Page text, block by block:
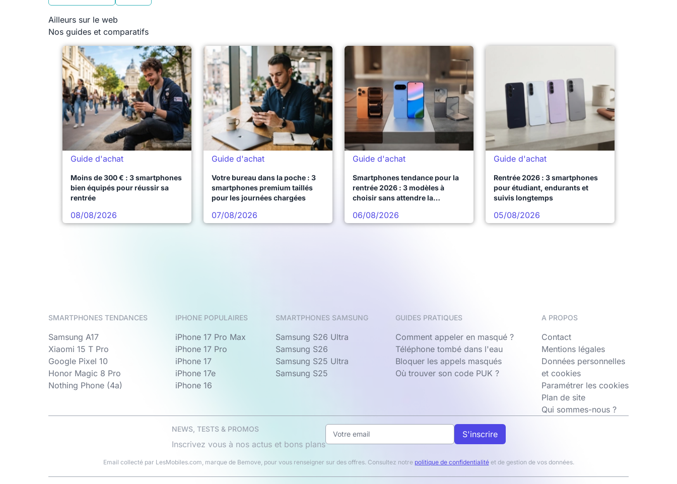
Ailleurs sur le web
Nos guides et comparatifs
Guide d'achat
Moins de 300 € : 3 smartphones
bien équipés pour réussir sa
rentrée
08/08/2026
Guide d'achat
Votre bureau dans la poche : 3
smartphones premium taillés
pour les journées chargées
07/08/2026
Guide d'achat
Smartphones tendance pour la
rentrée 2026 : 3 modèles à
choisir sans attendre la
06/08/2026
Guide d'achat
Rentrée 2026 : 3 smartphones
pour étudiant, endurants et
suivis longtemps
05/08/2026
SMARTPHONES TENDANCES
Samsung A17
Xiaomi 15 T Pro
Google Pixel 10
Honor Magic 8 Pro
Nothing Phone (4a)
IPHONE POPULAIRES
iPhone 17 Pro Max
iPhone 17 Pro
iPhone 17
iPhone 17e
iPhone 16
SMARTPHONES SAMSUNG
Samsung S26 Ultra
Samsung S26
Samsung S25 Ultra
Samsung S25
GUIDES PRATIQUES
Comment appeler en masqué ?
Téléphone tombé dans l'eau
Bloquer les appels masqués
Où trouver son code PUK ?
A PROPOS
Contact
Mentions légales
Données personnelles
et cookies
Paramétrer les cookies
Plan de site
Qui sommes-nous ?
NEWS, TESTS & PROMOS
Inscrivez vous à nos actus et bons plans
S'inscrire
Email collecté par LesMobiles.com, marque de Bemove, pour vous renseigner sur des offres. Consultez notre politique de confidentialitéet de gestion de vos données.